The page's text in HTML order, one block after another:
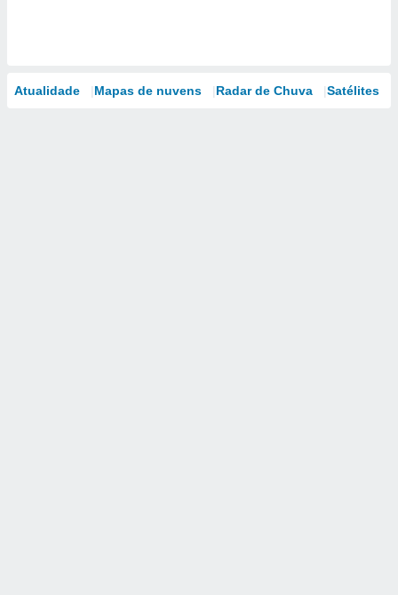
Atualidade Mapas de nuvens Radar de Chuva Satélites